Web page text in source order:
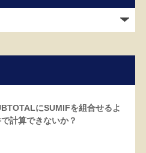
にSUMIFを組合せるよ
計算できないか？